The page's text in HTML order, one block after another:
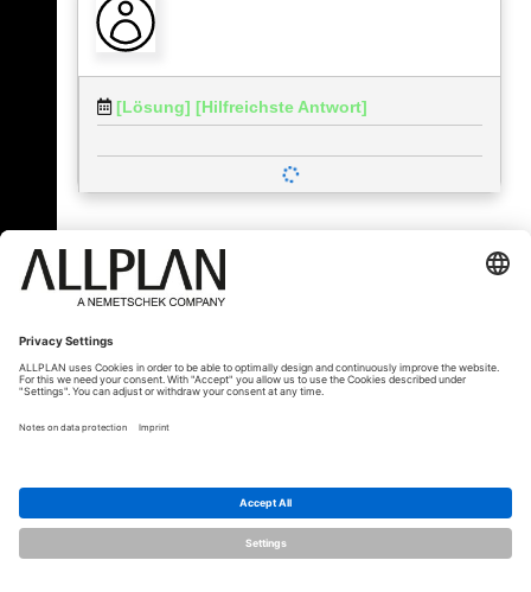
[Lösung] [Hilfreichste Antwort]
« Zurück